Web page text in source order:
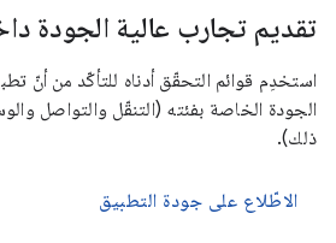
تقديم تجارب عالية الجودة
استخدِم قوائم التحقّق أدناه للتأكّد من أنّ
الجودة الخاصة بفئته (التنقّل والتواصل
ذلك).
الاطّلاع على جودة التطبيق